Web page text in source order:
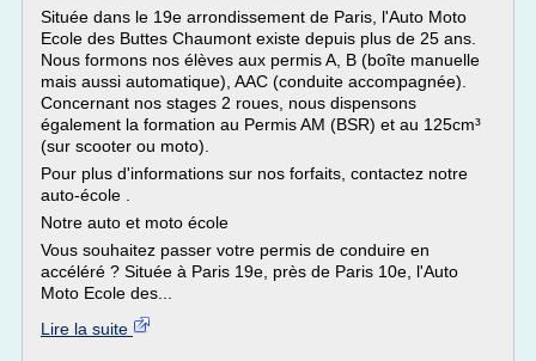
Située dans le 19e arrondissement de Paris, l'Auto Moto
Ecole des Buttes Chaumont existe depuis plus de 25 ans.
Nous formons nos élèves aux permis A, B (boîte manuelle
mais aussi automatique), AAC (conduite accompagnée).
Concernant nos stages 2 roues, nous dispensons
également la formation au Permis AM (BSR) et au 125cm³
(sur scooter ou moto).
Pour plus d'informations sur nos forfaits, contactez notre
auto-école .
Notre auto et moto école
Vous souhaitez passer votre permis de conduire en
accéléré ? Située à Paris 19e, près de Paris 10e, l'Auto
Moto Ecole des...
Lire la suite